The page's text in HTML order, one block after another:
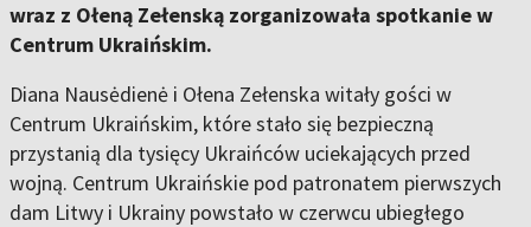
wraz z Ołeną Zełenską zorganizowała spotkanie w
Centrum Ukraińskim.
Diana Nausėdienė i Ołena Zełenska witały gości w
Centrum Ukraińskim, które stało się bezpieczną
przystanią dla tysięcy Ukraińców uciekających przed
wojną. Centrum Ukraińskie pod patronatem pierwszych
dam Litwy i Ukrainy powstało w czerwcu ubiegłego